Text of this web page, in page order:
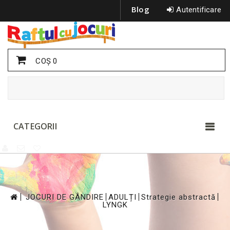
Autentificare
Blog
COŞ0
CATEGORII
>
JOCURI DE GÂNDIRE ADULȚI
Strategie abstractă
LYNGK